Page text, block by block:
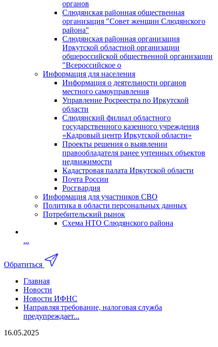
органов
Слюдянская районная общественная
организация "Совет женщин Слюдянского
района"
Слюдянская районная организация
Иркутской областной организации
общероссийской общественной организации
"Всероссийское о
Информация для населения
Информация о деятельности органов
местного самоуправления
Управление Росреестра по Иркутской
области
Слюдянский филиал областного
государственного казенного учреждения
«Кадровый центр Иркутской области»
Проекты решения о выявлении
правообладателя ранее учтенных объектов
недвижимости
Кадастровая палата Иркутской области
Почта России
Росгвардия
Информация для участников СВО
Политика в области персональных данных
Потребительский рынок
Схема НТО Слюдянского района
...
Обратиться
Главная
Новости
Новости ИФНС
Направляя требование, налоговая служба
предупреждает...
16.05.2025